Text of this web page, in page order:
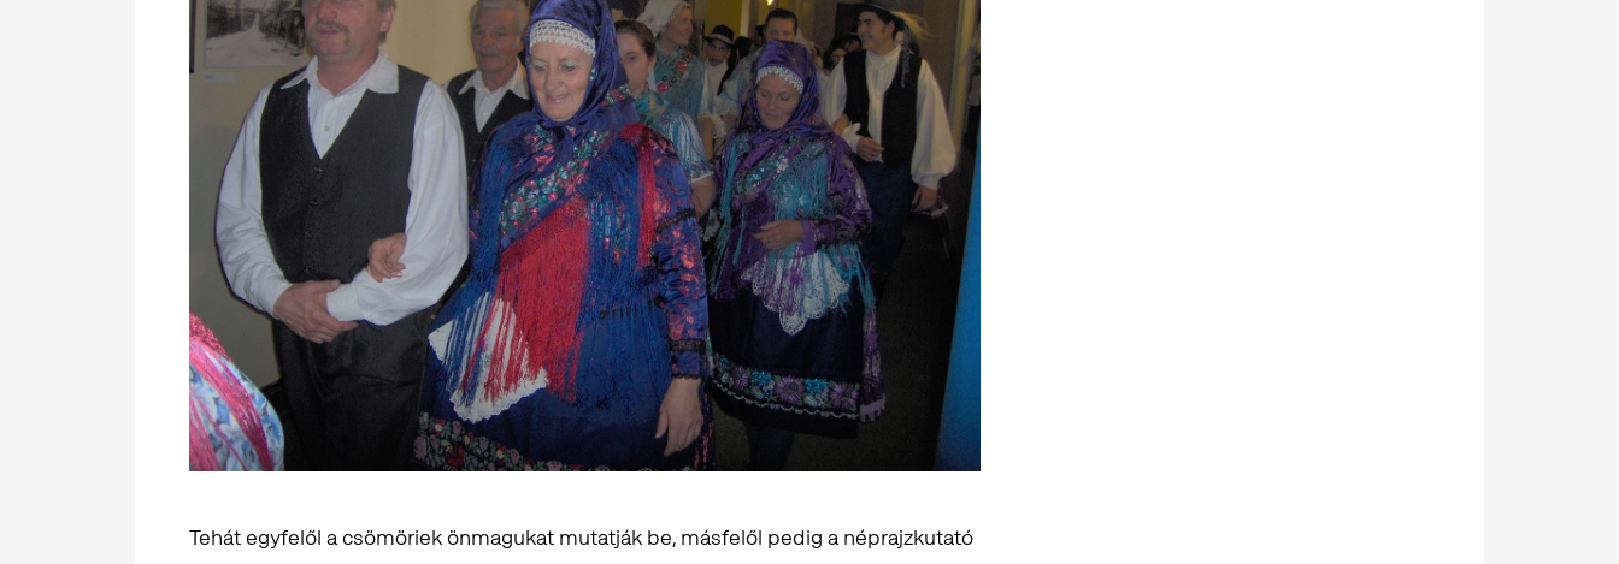
Tehát egyfelől a csömöriek önmagukat mutatják be, másfelől pedig a néprajzkutató